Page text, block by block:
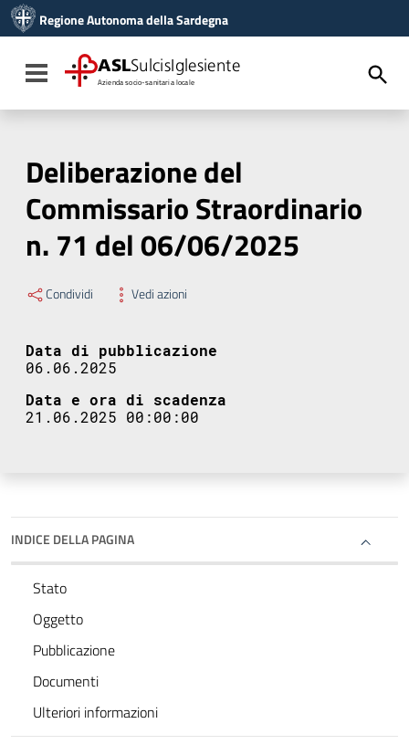
Vai al menu di navigazione
Vai al footer
Regione Autonoma della Sardegna
Toggle navigation
ASLSulcisIglesiente
Azienda socio-sanitaria locale
Deliberazione del
Commissario Straordinario
n. 71 del 06/06/2025
Condividi Vedi azioni
Data di pubblicazione
06.06.2025
Data e ora di scadenza
21.06.2025 00:00:00
INDICE DELLA PAGINA
Stato
Oggetto
Pubblicazione
Documenti
Ulteriori informazioni